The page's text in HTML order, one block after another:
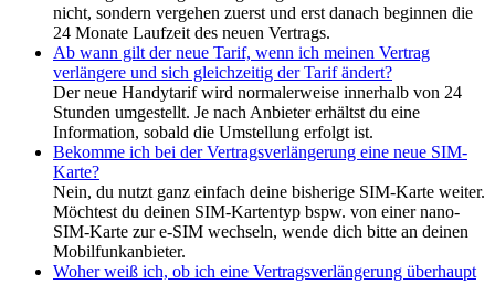
nicht, sondern vergehen zuerst und erst danach beginnen die
24 Monate Laufzeit des neuen Vertrags.
Ab wann gilt der neue Tarif, wenn ich meinen Vertrag
verlängere und sich gleichzeitig der Tarif ändert?
Der neue Handytarif wird normalerweise innerhalb von 24
Stunden umgestellt. Je nach Anbieter erhältst du eine
Information, sobald die Umstellung erfolgt ist.
Bekomme ich bei der Vertragsverlängerung eine neue SIM-
Karte?
Nein, du nutzt ganz einfach deine bisherige SIM-Karte weiter.
Möchtest du deinen SIM-Kartentyp bspw. von einer nano-
SIM-Karte zur e-SIM wechseln, wende dich bitte an deinen
Mobilfunkanbieter.
Woher weiß ich, ob ich eine Vertragsverlängerung überhaupt